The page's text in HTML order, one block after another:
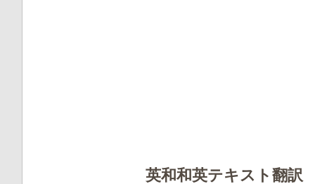
英和和英テキスト翻訳